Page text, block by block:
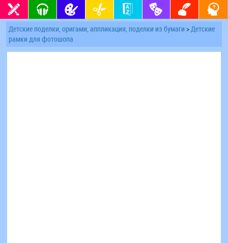
Детские поделки, оригами, аппликация, поделки из бумаги >Детские
рамки для фотошопа